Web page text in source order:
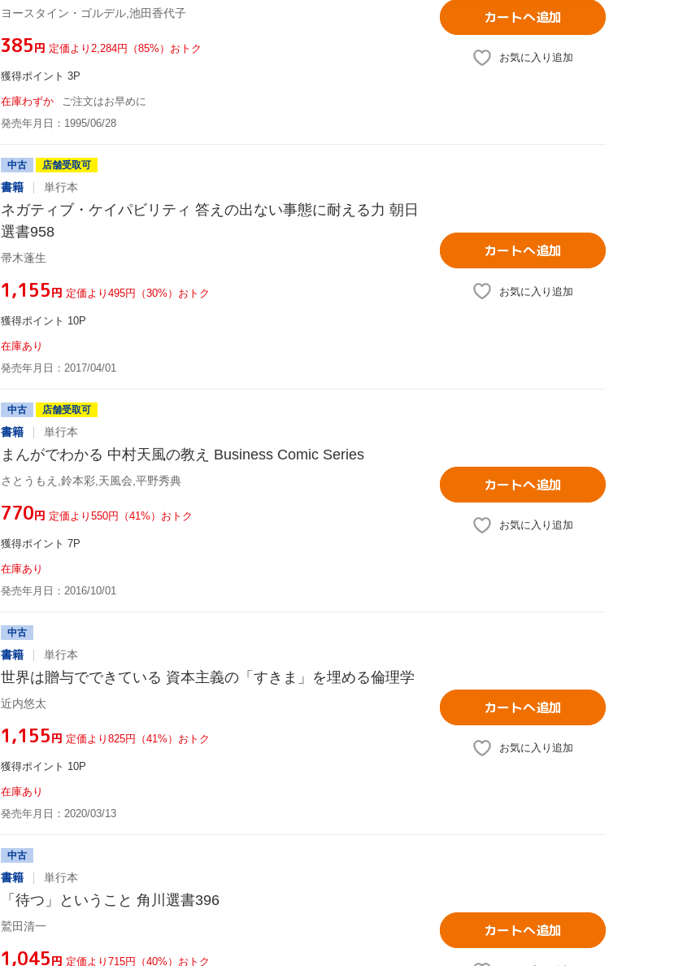
ヨースタイン・ゴルデル,池田香代子
¥385円 定価より2,284円（85%）おトク
獲得ポイント 3P
在庫わずか
ご注文はお早めに
発売年月日：1995/06/28
カートへ追加
お気に入り追加
中古 店舗受取可
書籍 単行本
ネガティブ・ケイパビリティ 答えの出ない事態に耐える力 朝日
選書958
帚木蓬生
¥1,155円 定価より495円（30%）おトク
獲得ポイント 10P
在庫あり
発売年月日：2017/04/01
カートへ追加
お気に入り追加
中古 店舗受取可
書籍 単行本
まんがでわかる 中村天風の教え Business Comic Series
さとうもえ,鈴本彩,天風会,平野秀典
¥770円 定価より550円（41%）おトク
獲得ポイント 7P
在庫あり
発売年月日：2016/10/01
カートへ追加
お気に入り追加
中古
書籍 単行本
世界は贈与でできている 資本主義の「すきま」を埋める倫理学
近内悠太
¥1,155円 定価より825円（41%）おトク
獲得ポイント 10P
在庫あり
発売年月日：2020/03/13
カートへ追加
お気に入り追加
中古
書籍 単行本
「待つ」ということ 角川選書396
鷲田清一
¥1,045円 定価より715円（40%）おトク
カートへ追加